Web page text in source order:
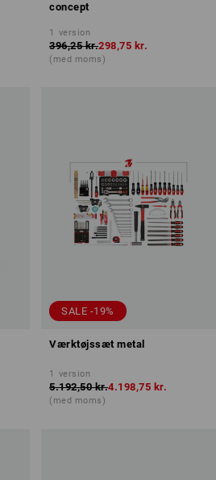
concept
1 version
396,25 kr.298,75 kr.
(med moms)
SALE -19%
Værktøjssæt metal
1 version
5.192,50 kr.4.198,75 kr.
(med moms)